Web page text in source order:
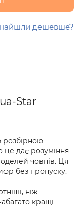
дешевше?
Star
розбірною
дає розуміння
човнів. Ця
без пропуску.
ніж
кращі